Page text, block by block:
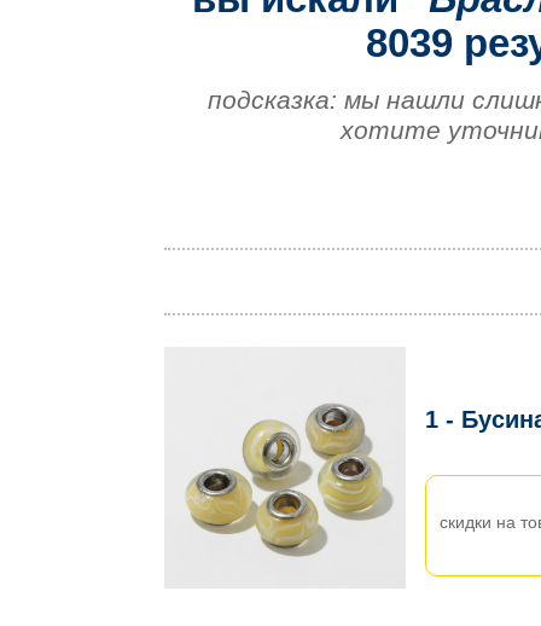
8039
подсказка: мы нашли
хотите
1 -
скидки на